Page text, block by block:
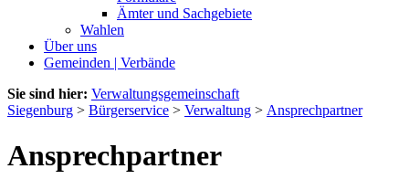
Ämter und Sachgebiete
Wahlen
Über uns
Gemeinden | Verbände
Sie sind hier: Verwaltungsgemeinschaft
Siegenburg > Bürgerservice > Verwaltung > Ansprechpartner
Ansprechpartner